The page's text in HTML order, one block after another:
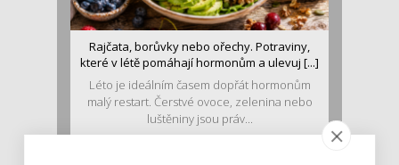
Rajčata, borůvky nebo ořechy. Potraviny,
které v létě pomáhají hormonům a ulevuj [...]
Léto je ideálním časem dopřát hormonům
malý restart. Čerstvé ovoce, zelenina nebo
luštěniny jsou práv...